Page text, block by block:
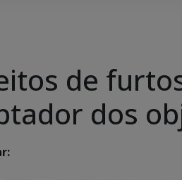
de
dos